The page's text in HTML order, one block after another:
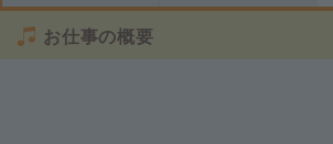
お仕事の概要